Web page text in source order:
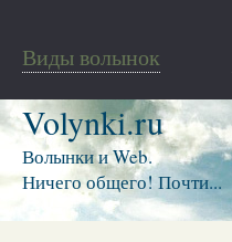
Виды волынок
Volynki.ru
Волынки и Web.
Ничего общего! Почти...